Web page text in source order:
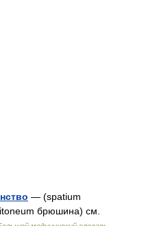
— (spatium
брюшина) см.